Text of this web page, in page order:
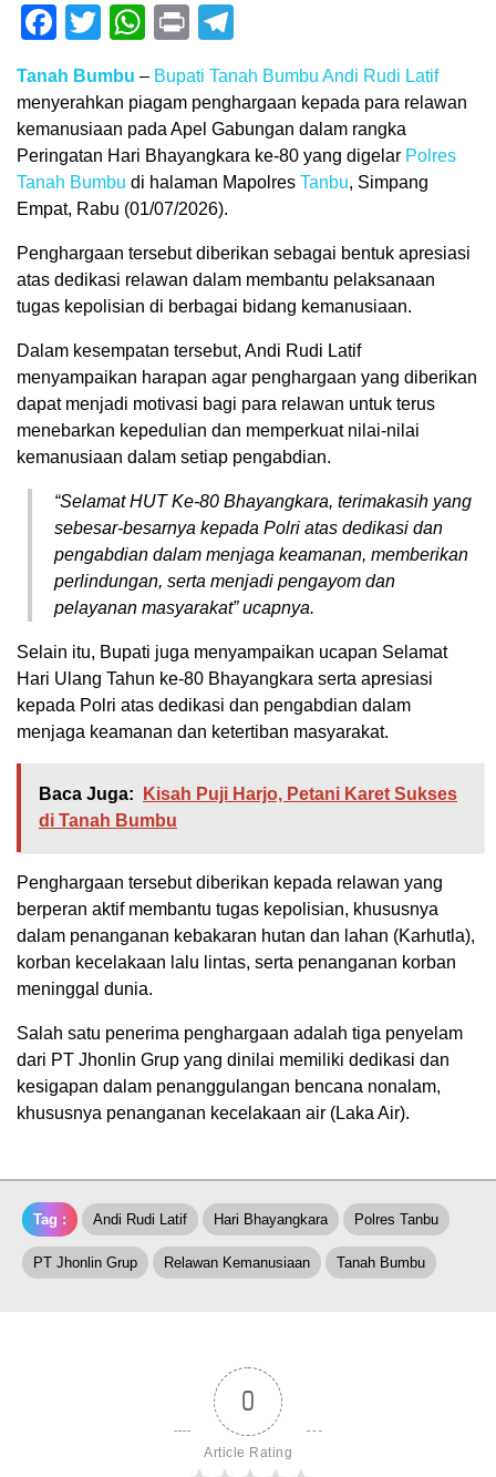
Facebook
TwitterWhatsApp
Print
Tanah Bumbu – Bupati Tanah Bumbu Andi Rudi Latif
menyerahkan piagam penghargaan kepada para relawan
kemanusiaan pada Apel Gabungan dalam rangka
Peringatan Hari Bhayangkara ke-80 yang digelar Polres
Tanah Bumbu di halaman Mapolres Tanbu, Simpang
Empat, Rabu (01/07/2026).
Penghargaan tersebut diberikan sebagai bentuk apresiasi
atas dedikasi relawan dalam membantu pelaksanaan
tugas kepolisian di berbagai bidang kemanusiaan.
Dalam kesempatan tersebut, Andi Rudi Latif
menyampaikan harapan agar penghargaan yang diberikan
dapat menjadi motivasi bagi para relawan untuk terus
menebarkan kepedulian dan memperkuat nilai-nilai
kemanusiaan dalam setiap pengabdian.
“Selamat HUT Ke-80 Bhayangkara, terimakasih yang
sebesar-besarnya kepada Polri atas dedikasi dan
pengabdian dalam menjaga keamanan, memberikan
perlindungan, serta menjadi pengayom dan
pelayanan masyarakat” ucapnya.
Selain itu, Bupati juga menyampaikan ucapan Selamat
Hari Ulang Tahun ke-80 Bhayangkara serta apresiasi
kepada Polri atas dedikasi dan pengabdian dalam
menjaga keamanan dan ketertiban masyarakat.
Baca Juga:
Kisah Puji Harjo, Petani Karet Sukses
di Tanah Bumbu
Penghargaan tersebut diberikan kepada relawan yang
berperan aktif membantu tugas kepolisian, khususnya
dalam penanganan kebakaran hutan dan lahan (Karhutla),
korban kecelakaan lalu lintas, serta penanganan korban
meninggal dunia.
Salah satu penerima penghargaan adalah tiga penyelam
dari PT Jhonlin Grup yang dinilai memiliki dedikasi dan
kesigapan dalam penanggulangan bencana nonalam,
khususnya penanganan kecelakaan air (Laka Air).
Tag : Andi Rudi Latif Hari Bhayangkara Polres Tanbu
PT Jhonlin Grup Relawan Kemanusiaan Tanah Bumbu
0
Article Rating